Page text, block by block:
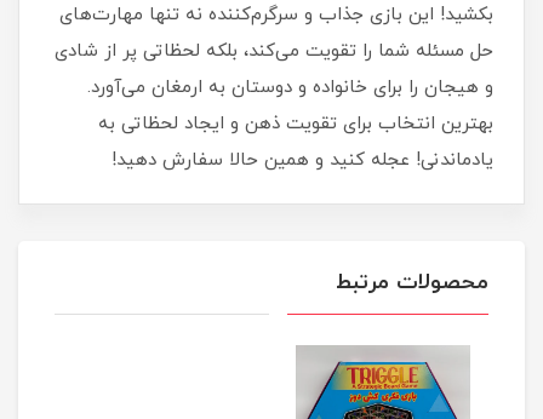
بکشید! این بازی جذاب و سرگرم‌کننده نه تنها مهارت‌های
حل مسئله شما را تقویت می‌کند، بلکه لحظاتی پر از شادی
و هیجان را برای خانواده و دوستان به ارمغان می‌آورد.
بهترین انتخاب برای تقویت ذهن و ایجاد لحظاتی به
یادماندنی! عجله کنید و همین حالا سفارش دهید!
محصولات مرتبط